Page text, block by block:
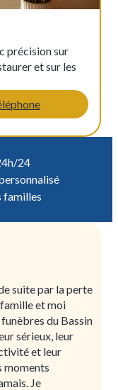
précision sur
et sur les
24
familles
suite par la perte
et moi
du Bassin
sérieux, leur
et leur
moments
Je